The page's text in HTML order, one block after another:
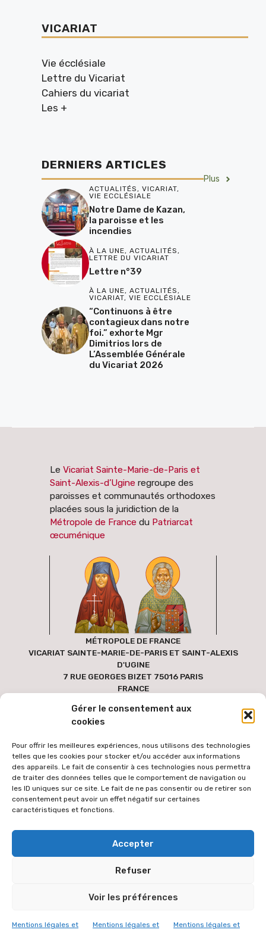
Gérer le consentement aux
cookies
Pour offrir les meilleures expériences, nous utilisons des technologies
telles que les cookies pour stocker et/ou accéder aux informations
des appareils. Le fait de consentir à ces technologies nous permettra
de traiter des données telles que le comportement de navigation ou
les ID uniques sur ce site. Le fait de ne pas consentir ou de retirer son
consentement peut avoir un effet négatif sur certaines
caractéristiques et fonctions.
Accepter
Refuser
Voir les préférences
Mentions légales et
Mentions légales et
Mentions légales et
VICARIAT
Vie écclésiale
Lettre du Vicariat
Cahiers du vicariat
Les +
DERNIERS ARTICLES
Plus
ACTUALITÉS, VICARIAT,
VIE ECCLÉSIALE
Notre Dame de Kazan,
la paroisse et les
incendies
À LA UNE, ACTUALITÉS ,
LETTRE DU VICARIAT
Lettre n°39
À LA UNE, ACTUALITÉS,
VICARIAT, VIE ECCLÉSIALE
“Continuons à être
contagieux dans notre
foi.” exhorte Mgr
Dimitrios lors de
L’Assemblée Générale
du Vicariat 2026
Le Vicariat Sainte-Marie-de-Paris et
Saint-Alexis-d’Ugine regroupe des
paroisses et communautés orthodoxes
placées sous la juridiction de la
Métropole de France du Patriarcat
œcuménique
MÉTROPOLE DE FRANCE
VICARIAT SAINTE-MARIE-DE-PARIS ET SAINT-ALEXIS
D'UGINE
7 RUE GEORGES BIZET 75016 PARIS
FRANCE
Pour faciliter l'accès au site par le plus grand nombre, les textes
des versions étrangères sont générées via une extension de
française. Le texte traduit peut donc comporter des erreurs de
L'équipe éditoriale vous remercie de votre compréhension.
MENTIONS LÉGALES